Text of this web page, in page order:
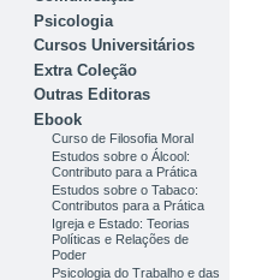
Psicologia
Cursos Universitários
Extra Coleção
Outras Editoras
Ebook
Curso de Filosofia Moral
Estudos sobre o Álcool:
Contributo para a Prática
Estudos sobre o Tabaco:
Contributos para a Prática
Igreja e Estado: Teorias
Políticas e Relações de
Poder
Psicologia do Trabalho e das